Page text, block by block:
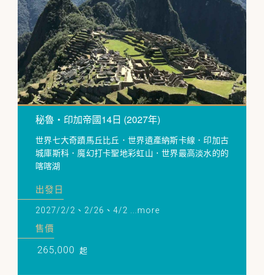
秘魯・印加帝國14日 (2027年)
世界七大奇蹟馬丘比丘．世界遺產納斯卡線．印加古
城庫斯科．魔幻打卡聖地彩虹山．世界最高淡水的的
喀喀湖
出發日
2027/2/2、2/26、4/2 ...more
售價
265,000 起